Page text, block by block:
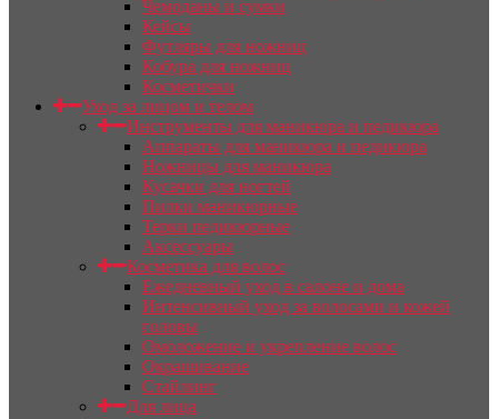
Чемоданы и сумки
Кейсы
Футляры для ножниц
Кобура для ножниц
Косметички
Уход за лицом и телом
Инструменты для маникюра и педикюра
Аппараты для маникюра и педикюра
Ножницы для маникюра
Кусачки для ногтей
Пилки маникюрные
Терки педикюрные
Аксессуары
Косметика для волос
Ежедневный уход в салоне и дома
Интенсивный уход за волосами и кожей
головы
Омоложение и укрепление волос
Окрашивание
Стайлинг
Для лица